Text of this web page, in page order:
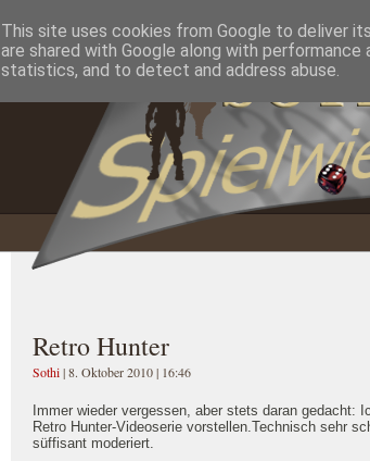
Home Impressum Datenschutzererklärung
Retro Hunter
Sothi| 8. Oktober 2010 | 16:46
Immer wieder vergessen, aber stets daran gedacht:
Retro Hunter-Videoserie vorstellen.Technisch sehr
süffisant moderiert.
This site uses cookies from Google to deliver
are shared with Google along with
statistics, and to detect and address abuse.